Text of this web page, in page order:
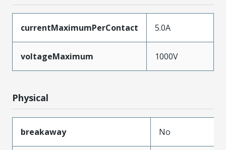
currentMaximumPerContact 5.0A
voltageMaximum 1000V
Physical
breakaway No